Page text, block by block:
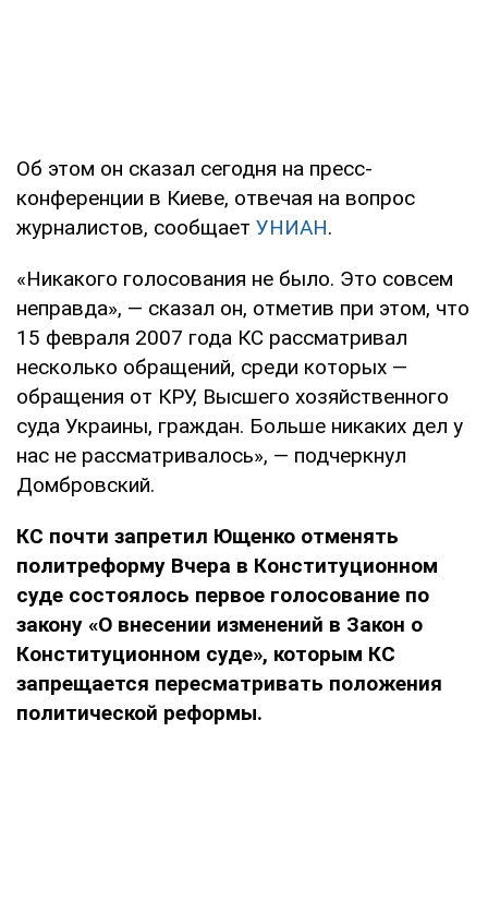
Об этом он сказал сегодня на пресс-
конференции в Киеве, отвечая на вопрос
журналистов, сообщает УНИАН.
«Никакого голосования не было. Это совсем
неправда», — сказал он, отметив при этом, что
15 февраля 2007 года КС рассматривал
несколько обращений, среди которых —
обращения от КРУ, Высшего хозяйственного
суда Украины, граждан. Больше никаких дел у
нас не рассматривалось», — подчеркнул
Домбровский.
КС почти запретил Ющенко отменять
политреформу Вчера в Конституционном
суде состоялось первое голосование по
закону «О внесении изменений в Закон о
Конституционном суде», которым КС
запрещается пересматривать положения
политической реформы.